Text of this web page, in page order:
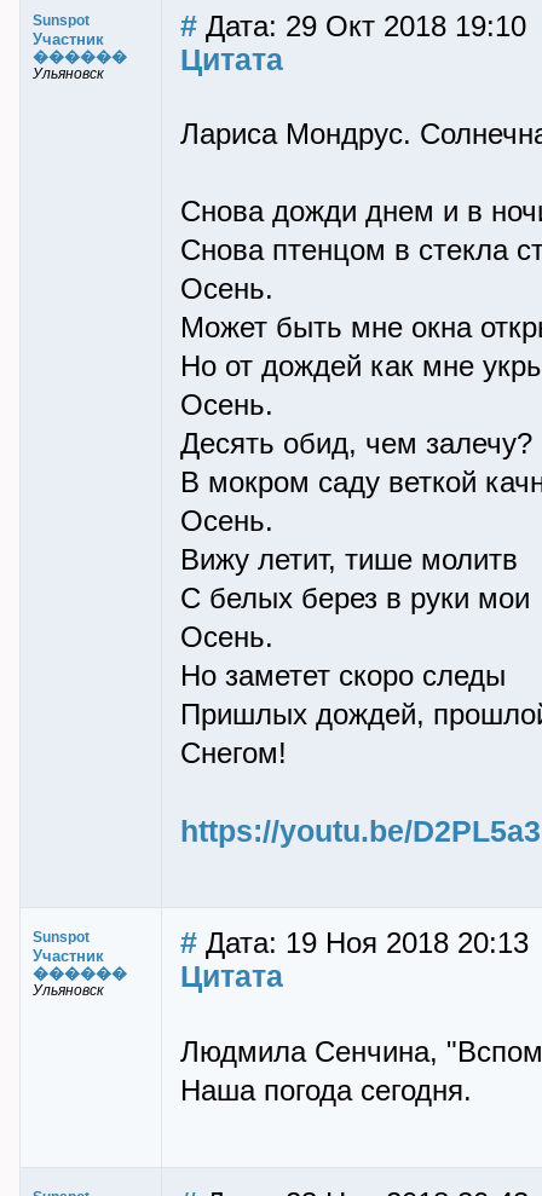
Sunspot
Участник
������
Ульяновск
# Дата: 29 Окт 2018 19:10
Цитата
Лариса Мондрус.
Снова дожди днем и в
Снова птенцом в стекла
Осень.
Может быть мне окна
Но от дождей как мне
Осень.
Десять обид, чем залечу?
В мокром саду веткой
Осень.
Вижу летит, тише молитв
С белых берез в руки мои
Осень.
Но заметет скоро следы
Пришлых дождей,
Снегом!
https://youtu.be/
Sunspot
Участник
������
Ульяновск
# Дата: 19 Ноя 2018 20:13
Цитата
Людмила Сенчина,
Наша погода сегодня.